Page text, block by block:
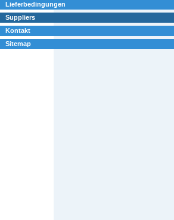
Lieferbedingungen
Suppliers
Kontakt
Sitemap